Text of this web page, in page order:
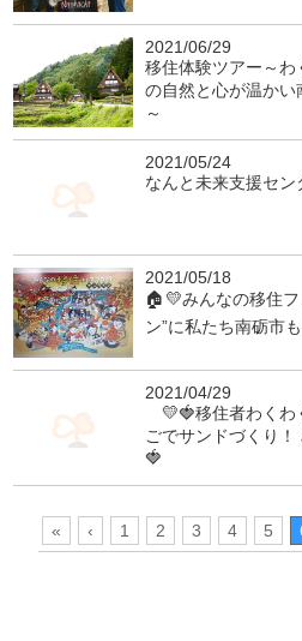
2021/06/29
移住体験ツアー～
の自然と心が温かい
～
2021/05/24
なんと未来支援セン
2021/05/18
🏠💛みんなの移住
ン”に私たち南砺市
2021/04/29
💛🍓移住者わくわ
ごでサンドづくり
🍓
« ‹ 1 2 3 4 5